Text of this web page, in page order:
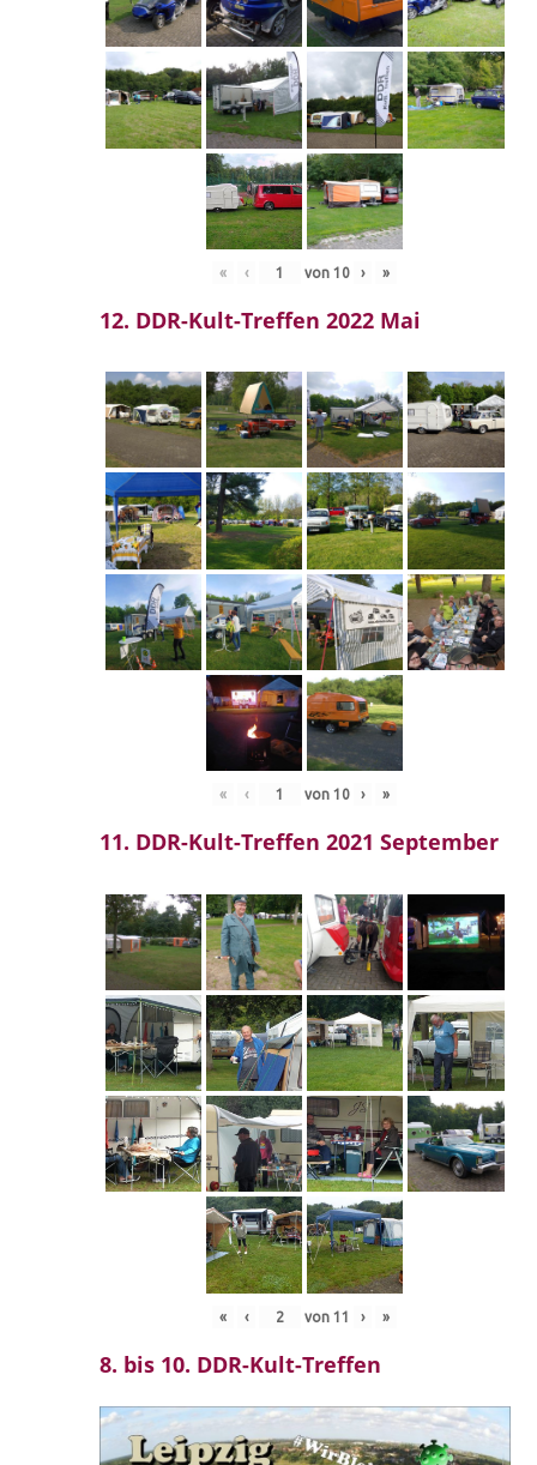
« ‹ von 10 › »
12. DDR-Kult-Treffen 2022 Mai
« ‹ von 10 › »
11. DDR-Kult-Treffen 2021 September
« ‹ von 11 › »
8. bis 10. DDR-Kult-Treffen